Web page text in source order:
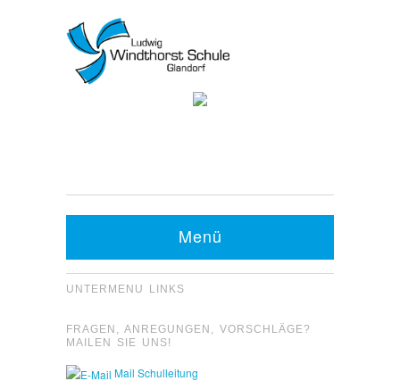
Fax: 05426 9480-20
Menü
UNTERMENU LINKS
FRAGEN, ANREGUNGEN, VORSCHLÄGE?
MAILEN SIE UNS!
Mail Schulleitung